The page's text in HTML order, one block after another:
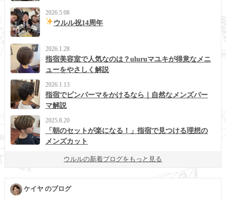
2026.5.08
ウルル祝14周年
2026.1.28
指宿美容室で人気なのは？uluruマユキが得意なメニ
ューをやさしく解説
2026.1.13
指宿でピンパーマをかけるなら｜自然なメンズパー
マ解説
2025.8.20
「朝のセットが楽になる！」指宿で見つける理想の
メンズカット
ウルルの新着ブログをもっと見る
ケイヤ のブログ